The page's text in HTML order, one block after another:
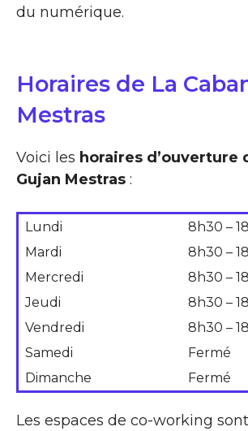
du numérique.
Horaires de La
Mestras
Voici les horaires d’ouverture
Gujan Mestras :
Lundi
8h30 –
Mardi
8h30 –
Mercredi
8h30 –
Jeudi
8h30 –
Vendredi
8h30 –
Samedi
Fermé
Dimanche
Fermé
Les espaces de co-working sont